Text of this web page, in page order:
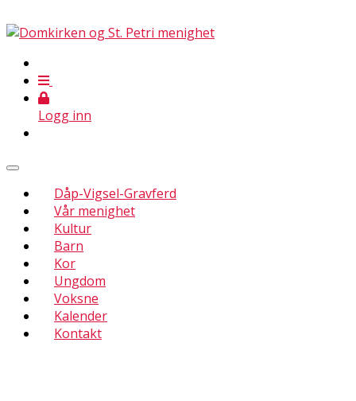
Logg inn
Dåp-Vigsel-Gravferd
Vår menighet
Kultur
Barn
Kor
Ungdom
Voksne
Kalender
Kontakt